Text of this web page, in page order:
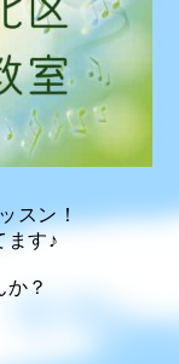
スン！
ます♪
？